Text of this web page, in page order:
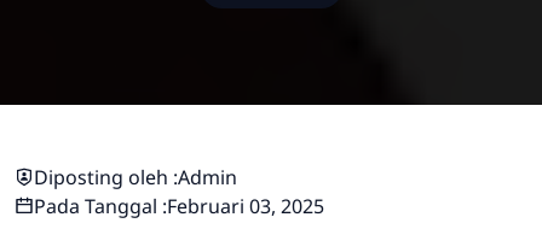
Diposting oleh :Admin
Pada Tanggal :Februari 03, 2025